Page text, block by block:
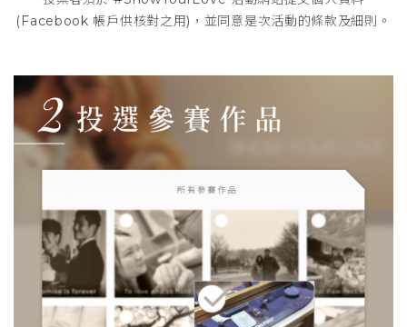
(Facebook 帳戶供核對之用)，並同意是次活動的條款及細則。